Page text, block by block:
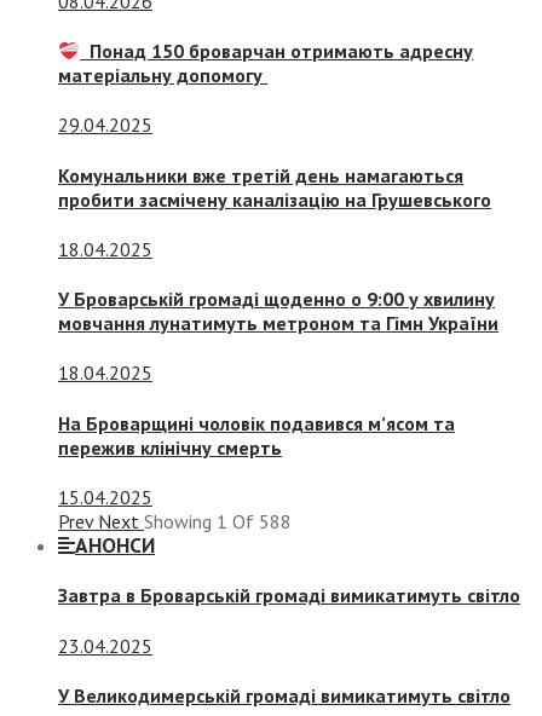
Понад 150 броварчан отримають адресну
матеріальну допомогу
29.04.2025
Комунальники вже третій день намагаються
пробити засмічену каналізацію на Грушевського
18.04.2025
У Броварській громаді щоденно о 9:00 у хвилину
мовчання лунатимуть метроном та Гімн України
18.04.2025
На Броварщині чоловік подавився м’ясом та
пережив клінічну смерть
15.04.2025
Prev Next Showing 1 Of 588
АНОНСИ
Завтра в Броварській громаді вимикатимуть світло
23.04.2025
У Великодимерській громаді вимикатимуть світло